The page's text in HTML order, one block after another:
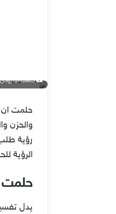
حلمت ان زوجي
حلمت ان
والحزن
رؤية
الرؤية
حلمت
يدل